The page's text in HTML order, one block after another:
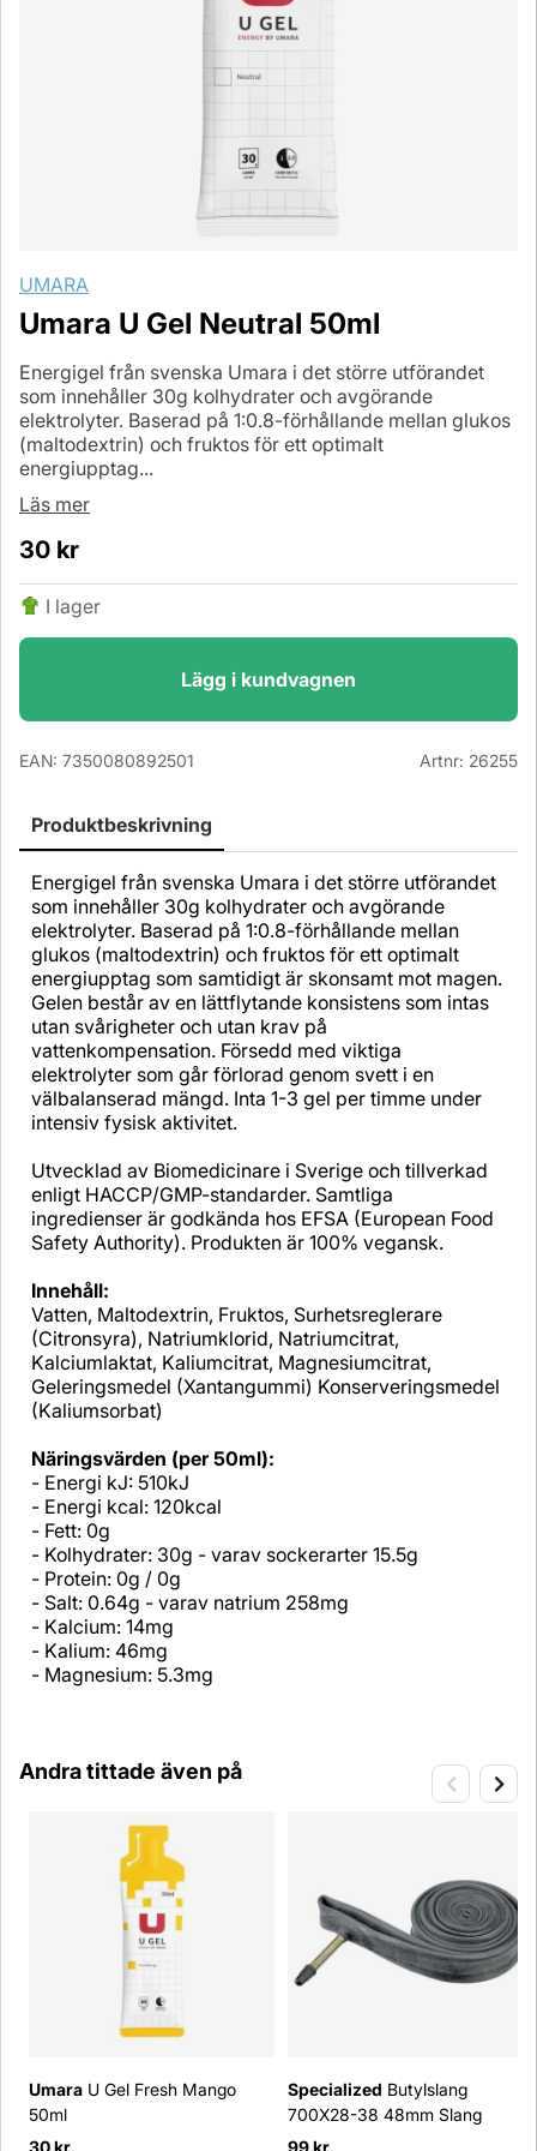
UMARA
Umara U Gel Neutral 50ml
Energigel från svenska Umara i det större utförandet
som innehåller 30g kolhydrater och avgörande
elektrolyter. Baserad på 1:0.8-förhållande mellan glukos
(maltodextrin) och fruktos för ett optimalt
energiupptag...
Läs mer
30 kr
I lager
Lägg i kundvagnen
EAN: 7350080892501 Artnr: 26255
Produktbeskrivning
Energigel från svenska Umara i det större utförandet
som innehåller 30g kolhydrater och avgörande
elektrolyter. Baserad på 1:0.8-förhållande mellan
glukos (maltodextrin) och fruktos för ett optimalt
energiupptag som samtidigt är skonsamt mot magen.
Gelen består av en lättflytande konsistens som intas
utan svårigheter och utan krav på
vattenkompensation. Försedd med viktiga
elektrolyter som går förlorad genom svett i en
välbalanserad mängd. Inta 1-3 gel per timme under
intensiv fysisk aktivitet.
Utvecklad av Biomedicinare i Sverige och tillverkad
enligt HACCP/GMP-standarder. Samtliga
ingredienser är godkända hos EFSA (European Food
Safety Authority). Produkten är 100% vegansk.
Innehåll:
Vatten, Maltodextrin, Fruktos, Surhetsreglerare
(Citronsyra), Natriumklorid, Natriumcitrat,
Kalciumlaktat, Kaliumcitrat, Magnesiumcitrat,
Geleringsmedel (Xantangummi) Konserveringsmedel
(Kaliumsorbat)
Näringsvärden (per 50ml):
- Energi kJ: 510kJ
- Energi kcal: 120kcal
- Fett: 0g
- Kolhydrater: 30g - varav sockerarter 15.5g
- Protein: 0g / 0g
- Salt: 0.64g - varav natrium 258mg
- Kalcium: 14mg
- Kalium: 46mg
- Magnesium: 5.3mg
Andra tittade även på
Umara U Gel Fresh Mango
50ml
Specialized Butylslang
700X28-38 48mm Slang